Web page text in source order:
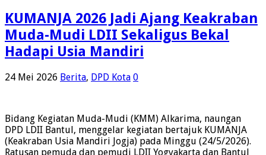
KUMANJA 2026 Jadi Ajang Keakraban
Muda-Mudi LDII Sekaligus Bekal
Hadapi Usia Mandiri
24 Mei 2026 Berita, DPD Kota 0
Bidang Kegiatan Muda-Mudi (KMM) Alkarima, naungan
DPD LDII Bantul, menggelar kegiatan bertajuk KUMANJA
(Keakraban Usia Mandiri Jogja) pada Minggu (24/5/2026).
Ratusan pemuda dan pemudi LDII Yogyakarta dan Bantul